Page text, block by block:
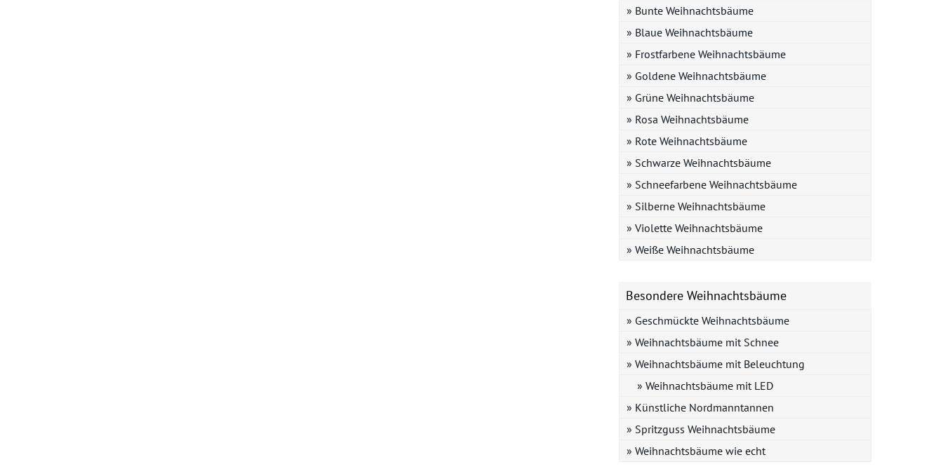
» Bunte Weihnachtsbäume
» Blaue Weihnachtsbäume
» Frostfarbene Weihnachtsbäume
» Goldene Weihnachtsbäume
» Grüne Weihnachtsbäume
» Rosa Weihnachtsbäume
» Rote Weihnachtsbäume
» Schwarze Weihnachtsbäume
» Schneefarbene Weihnachtsbäume
» Silberne Weihnachtsbäume
» Violette Weihnachtsbäume
» Weiße Weihnachtsbäume
Besondere Weihnachtsbäume
» Geschmückte Weihnachtsbäume
» Weihnachtsbäume mit Schnee
» Weihnachtsbäume mit Beleuchtung
» Weihnachtsbäume mit LED
» Künstliche Nordmanntannen
» Spritzguss Weihnachtsbäume
» Weihnachtsbäume wie echt